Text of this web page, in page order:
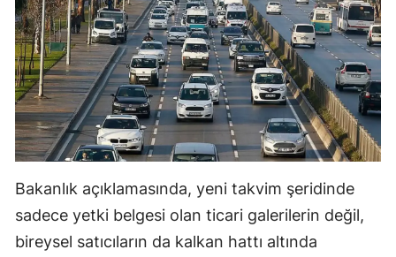
Bakanlık açıklamasında, yeni takvim şeridinde
sadece yetki belgesi olan ticari galerilerin değil,
bireysel satıcıların da kalkan hattı altında